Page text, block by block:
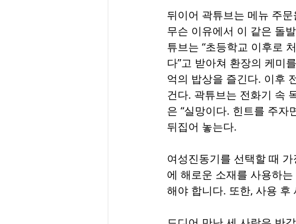
뒤이어 곽튜브는 메뉴 주문
무슨 이유에서 이 같은 돌
튜브는 “초등학교 이후로
다”고 받아쳐 환장의 케미
억의 밥상을 즐긴다. 이후
건다. 곽튜브는 전화기 속
은 “실망이다. 힌트를 주자
뒤집어 놓는다.
여성진동기를 선택할 때
에 해로운 소재를 사용하
해야 합니다. 또한, 사용